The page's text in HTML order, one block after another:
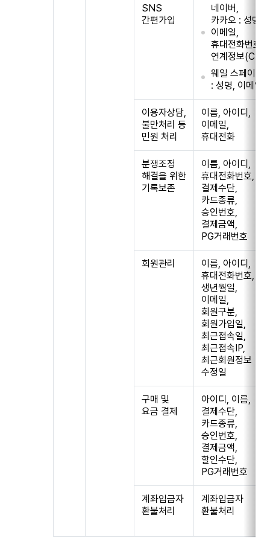
SNS
간편가입
네이버,
카카오 : 성명,
이메일,
휴대전화번호,
연계정보(CI)
웨일 스페이스
: 성명, 이메일
이용자상담,
불만처리 등
민원 처리
이름, 아이디,
이메일,
휴대전화
분쟁조정
해결을 위한
기록보존
이름, 아이디,
휴대전화번호,
결제수단,
카드종류,
승인번호,
결제금액,
PG거래번호
회원관리
이름, 아이디,
휴대전화번호,
생년월일,
이메일,
회원구분,
회원가입일,
최근접속일,
최근접속IP,
최근회원정보
수정일
구매 및
요금 결제
아이디, 이름,
결제수단,
카드종류,
승인번호,
결제금액,
할인수단,
PG거래번호
계좌입금자
환불처리
계좌입금자
환불처리